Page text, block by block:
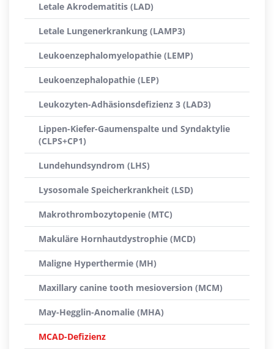
Letale Akrodematitis (LAD)
Letale Lungenerkrankung (LAMP3)
Leukoenzephalomyelopathie (LEMP)
Leukoenzephalopathie (LEP)
Leukozyten-Adhäsionsdefizienz 3 (LAD3)
Lippen-Kiefer-Gaumenspalte und Syndaktylie
(CLPS+CP1)
Lundehundsyndrom (LHS)
Lysosomale Speicherkrankheit (LSD)
Makrothrombozytopenie (MTC)
Makuläre Hornhautdystrophie (MCD)
Maligne Hyperthermie (MH)
Maxillary canine tooth mesioversion (MCM)
May-Hegglin-Anomalie (MHA)
MCAD-Defizienz